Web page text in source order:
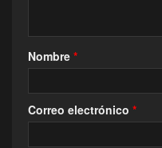
Nombre *
Correo electrónico *